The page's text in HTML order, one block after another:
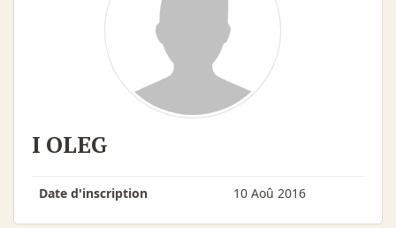
I OLEG
Date d'inscription 10 Aoû 2016